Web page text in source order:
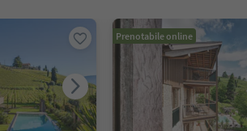
Prenotabile online